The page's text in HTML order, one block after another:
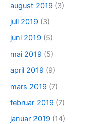
august 2019 (3)
juli 2019 (3)
juni 2019 (5)
mai 2019 (5)
april 2019 (9)
mars 2019 (7)
februar 2019 (7)
januar 2019 (14)